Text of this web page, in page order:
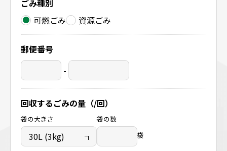
ごみ種別
可燃ごみ
資源ごみ
郵便番号
-
回収するごみの量（/回）
袋の大きさ
袋の数
袋